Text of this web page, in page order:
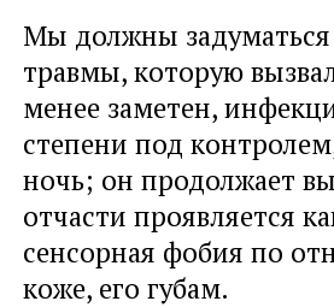
Мы должны
травмы, которую
менее заметен,
степени под
ночь; он продолжает
отчасти проявляется
сенсорная фобия по
коже, его губам.